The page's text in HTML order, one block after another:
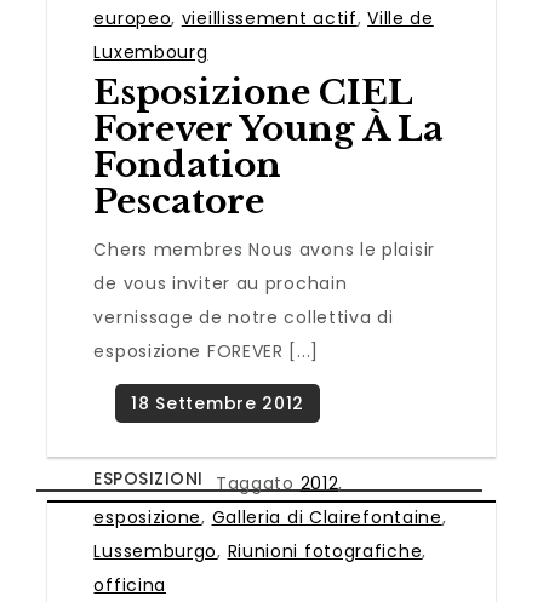
europeo, vieillissement actif,Ville de
Luxembourg
Esposizione CIEL
Forever Young À La
Fondation
Pescatore
Chers membres Nous avons le plaisir
de vous inviter au prochain
vernissage de notre collettiva di
esposizione FOREVER [...]
ESPOSIZIONI Taggato 2012,
esposizione, Galleria di Clairefontaine,
Lussemburgo, Riunioni fotografiche,
officina